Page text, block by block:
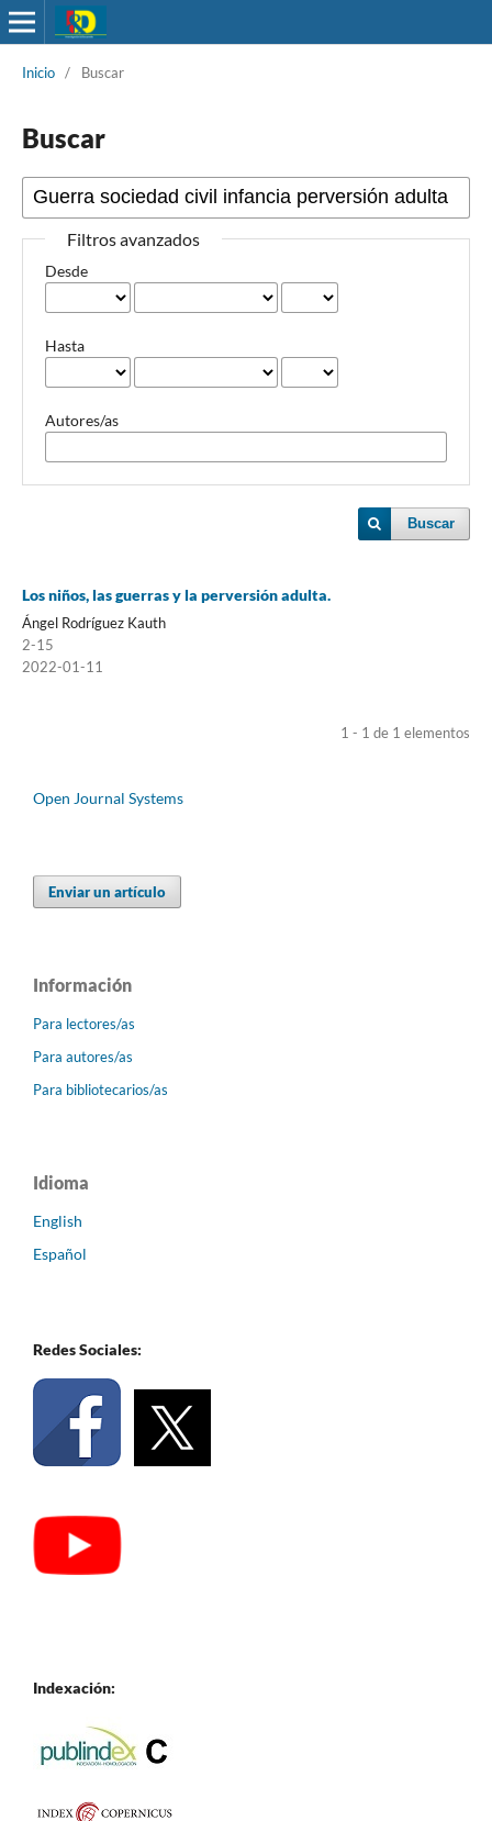
Inicio / Buscar
Buscar
Filtros avanzados
Desde
Hasta
Autores/as
Buscar
Los niños, las guerras y la perversión adulta.
Ángel Rodríguez Kauth
2-15
2022-01-11
1 - 1 de 1 elementos
Open Journal Systems
Enviar un artículo
Información
Para lectores/as
Para autores/as
Para bibliotecarios/as
Idioma
English
Español
Redes Sociales:
Indexación: